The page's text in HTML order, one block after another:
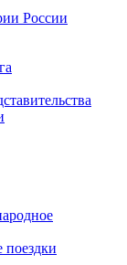
России